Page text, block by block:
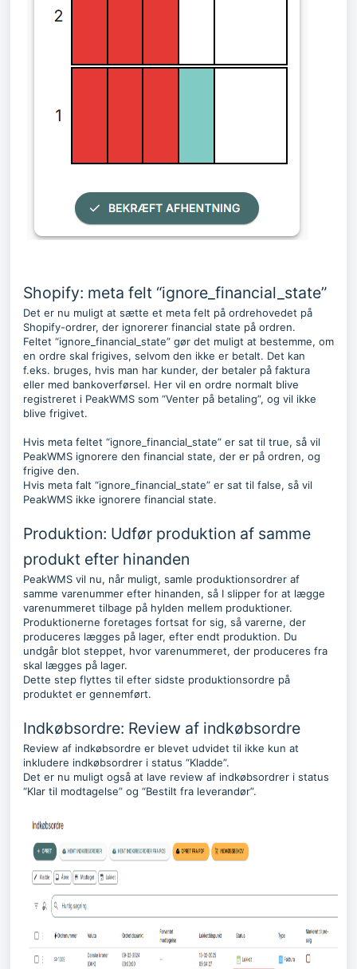
Shopify: meta felt “ignore_financial_state”
Det er nu muligt at sætte et meta felt på ordrehovedet på
Shopify-ordrer, der ignorerer financial state på ordren.
Feltet “ignore_financial_state” gør det muligt at bestemme, om
en ordre skal frigives, selvom den ikke er betalt. Det kan
f.eks. bruges, hvis man har kunder, der betaler på faktura
eller med bankoverførsel. Her vil en ordre normalt blive
registreret i PeakWMS som “Venter på betaling”, og vil ikke
blive frigivet.
Hvis meta feltet “ignore_financial_state” er sat til true, så vil
PeakWMS ignorere den financial state, der er på ordren, og
frigive den.
Hvis meta falt “ignore_financial_state” er sat til false, så vil
PeakWMS ikke ignorere financial state.
Produktion: Udfør produktion af samme
produkt efter hinanden
PeakWMS vil nu, når muligt, samle produktionsordrer af
samme varenummer efter hinanden, så I slipper for at lægge
varenummeret tilbage på hylden mellem produktioner.
Produktionerne foretages fortsat for sig, så varerne, der
produceres lægges på lager, efter endt produktion. Du
undgår blot steppet, hvor varenummeret, der produceres fra
skal lægges på lager.
Dette step flyttes til efter sidste produktionsordre på
produktet er gennemført.
Indkøbsordre: Review af indkøbsordre
Review af indkøbsordre er blevet udvidet til ikke kun at
inkludere indkøbsordrer i status “Kladde”.
Det er nu muligt også at lave review af indkøbsordrer i status
“Klar til modtagelse” og “Bestilt fra leverandør”.